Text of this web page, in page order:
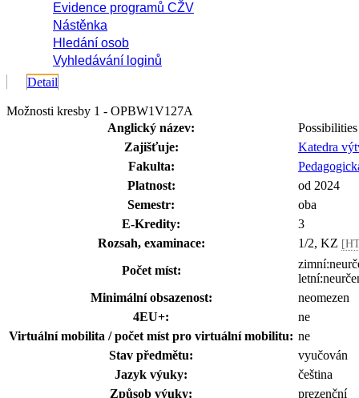
Evidence programů CŽV
Nástěnka
Hledání osob
Vyhledávání loginů
Detail
Možnosti kresby 1 - OPBW1V127A
Anglický název:
Zajišťuje:
Katedra
Fakulta:
Platnost:
od 2024
Semestr:
oba
E-Kredity:
3
Rozsah, examinace:
1/2, KZ
Počet míst:
Minimální obsazenost:
neomezen
4EU+:
ne
Virtuální mobilita / počet míst pro virtuální mobilitu: ne
Stav předmětu:
vyučován
Jazyk výuky:
čeština
Způsob výuky:
prezenční